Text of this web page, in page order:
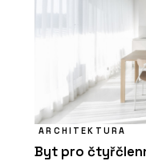
ARCHITEKTURA
Byt pro